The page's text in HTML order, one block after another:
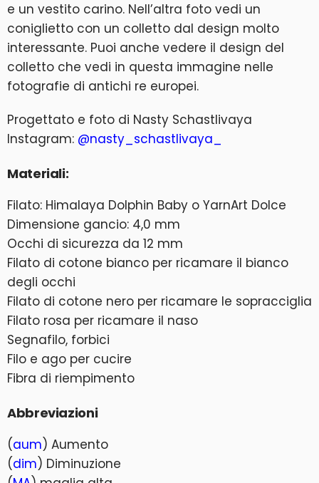
e un vestito carino. Nell’altra foto vedi un
coniglietto con un colletto dal design molto
interessante. Puoi anche vedere il design del
colletto che vedi in questa immagine nelle
fotografie di antichi re europei.
Progettato e foto di Nasty Schastlivaya
Instagram: @nasty_schastlivaya_
Materiali:
Filato: Himalaya Dolphin Baby o YarnArt Dolce
Dimensione gancio: 4,0 mm
Occhi di sicurezza da 12 mm
Filato di cotone bianco per ricamare il bianco
degli occhi
Filato di cotone nero per ricamare le sopracciglia
Filato rosa per ricamare il naso
Segnafilo, forbici
Filo e ago per cucire
Fibra di riempimento
Abbreviazioni
(aum) Aumento
(dim) Diminuzione